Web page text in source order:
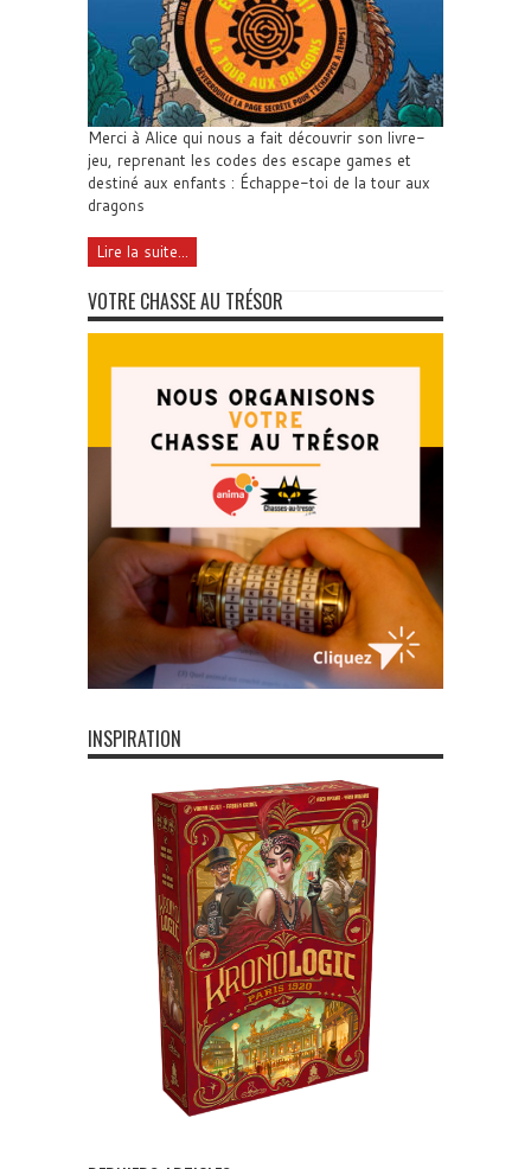
Merci à Alice qui nous a fait découvrir son livre-
jeu, reprenant les codes des escape games et
destiné aux enfants : Échappe-toi de la tour aux
dragons
Lire la suite...
VOTRE CHASSE AU TRÉSOR
INSPIRATION